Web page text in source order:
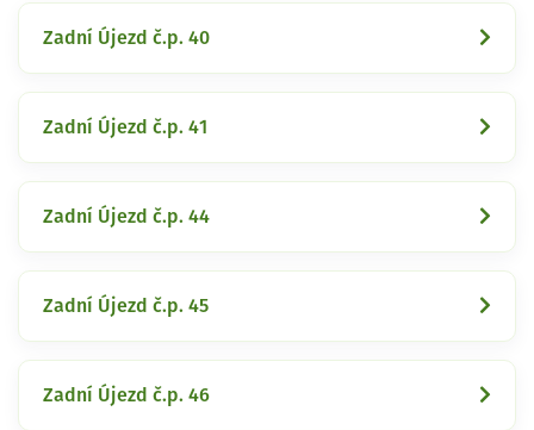
Zadní Újezd č.p. 40
Zadní Újezd č.p. 41
Zadní Újezd č.p. 44
Zadní Újezd č.p. 45
Zadní Újezd č.p. 46